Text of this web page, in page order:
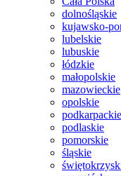
dolnośląskie
kujawsko-
lubelskie
lubuskie
łódzkie
małopolskie
mazowieckie
opolskie
podkarpackie
podlaskie
pomorskie
śląskie